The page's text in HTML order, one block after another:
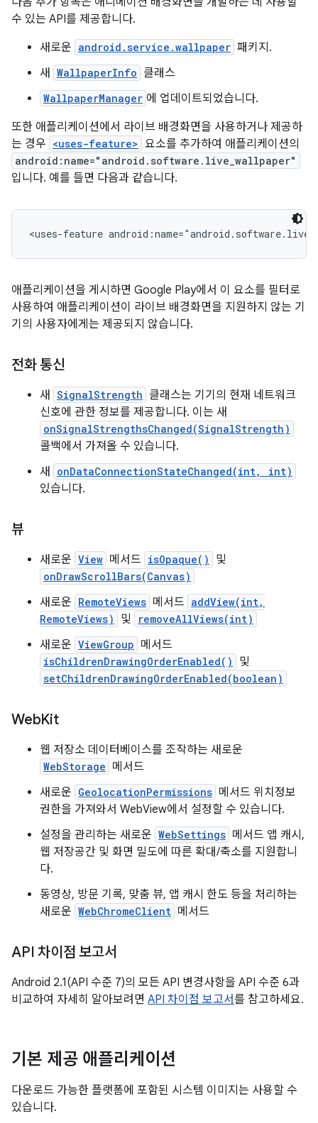
수 있는 API를 제공합니다.
새로운 android.service.wallpaper 패키지.
새
WallpaperInfo 클래스
WallpaperManager 에 업데이트되었습니다.
또한 애플리케이션에서 라이브 배경화면을 사용하거나 제공하
는 경우 <uses-feature> 요소를 추가하여 애플리케이션의
android:name="android.software.live_wallpaper"
입니다. 예를 들면 다음과 같습니다.
애플리케이션을 게시하면 Google Play에서 이 요소를 필터로
사용하여 애플리케이션이 라이브 배경화면을 지원하지 않는 기
기의 사용자에게는 제공되지 않습니다.
전화 통신
새 SignalStrength 클래스는 기기의 현재 네트워크
신호에 관한 정보를 제공합니다. 이는 새
onSignalStrengthsChanged(SignalStrength)
콜백에서 가져올 수 있습니다.
새
onDataConnectionStateChanged(int, int)
있습니다.
뷰
새로운 View 메서드 isOpaque() 및
onDrawScrollBars(Canvas)
새로운 RemoteViews 메서드 addView(int,
RemoteViews)
및 removeAllViews(int)
새로운 ViewGroup 메서드
isChildrenDrawingOrderEnabled() 및
setChildrenDrawingOrderEnabled(boolean)
WebKit
웹 저장소 데이터베이스를 조작하는 새로운
WebStorage 메서드
새로운 GeolocationPermissions 메서드 위치정보
권한을 가져와서 WebView에서 설정할 수 있습니다.
설정을 관리하는 새로운 WebSettings 메서드 앱 캐시,
웹 저장공간 및 화면 밀도에 따른 확대/축소를 지원합니
다.
동영상, 방문 기록, 맞춤 뷰, 앱 캐시 한도 등을 처리하는
새로운 WebChromeClient 메서드
API 차이점 보고서
Android 2.1(API 수준 7)의 모든 API 변경사항을 API 수준 6과
비교하여 자세히 알아보려면 API 차이점 보고서를 참고하세요.
기본 제공 애플리케이션
다운로드 가능한 플랫폼에 포함된 시스템 이미지는 사용할 수
있습니다.